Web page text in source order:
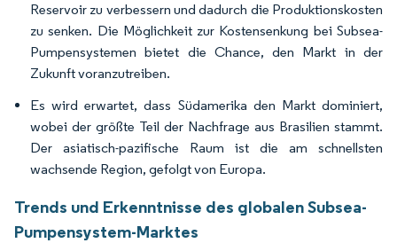
Reservoir zu verbessern und dadurch die Produktionskosten
zu senken. Die Möglichkeit zur Kostensenkung bei Subsea-
Pumpensystemen bietet die Chance, den Markt in der
Zukunft voranzutreiben.
Es wird erwartet, dass Südamerika den Markt dominiert,
wobei der größte Teil der Nachfrage aus Brasilien stammt.
Der asiatisch-pazifische Raum ist die am schnellsten
wachsende Region, gefolgt von Europa.
Trends und Erkenntnisse des globalen Subsea-
Pumpensystem-Marktes